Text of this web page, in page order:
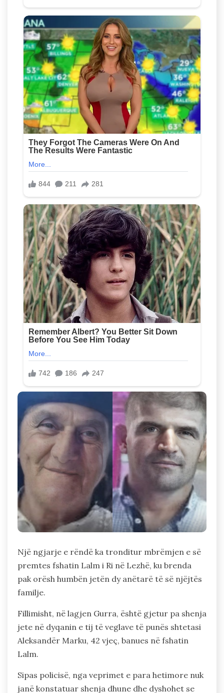
Një ngjarje e rëndë ka tronditur mbrëmjen e së
premtes fshatin Lalm i Ri në Lezhë, ku brenda
pak orësh humbën jetën dy anëtarë të së njëjtës
familje.
Fillimisht, në lagjen Gurra, është gjetur pa shenja
jete në dyqanin e tij të veglave të punës shtetasi
Aleksandër Marku, 42 vjeç, banues në fshatin
Lalm.
Sipas policisë, nga veprimet e para hetimore nuk
janë konstatuar shenja dhune dhe dyshohet se